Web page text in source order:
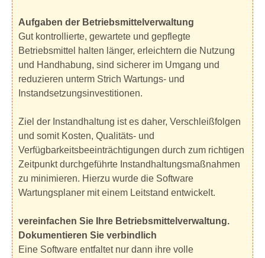
Aufgaben der Betriebsmittelverwaltung
Gut kontrollierte, gewartete und gepflegte
Betriebsmittel halten länger, erleichtern die Nutzung
und Handhabung, sind sicherer im Umgang und
reduzieren unterm Strich Wartungs- und
Instandsetzungsinvestitionen.
Ziel der Instandhaltung ist es daher, Verschleißfolgen
und somit Kosten, Qualitäts- und
Verfügbarkeitsbeeinträchtigungen durch zum richtigen
Zeitpunkt durchgeführte Instandhaltungsmaßnahmen
zu minimieren. Hierzu wurde die Software
Wartungsplaner mit einem Leitstand entwickelt.
vereinfachen Sie Ihre Betriebsmittelverwaltung.
Dokumentieren Sie verbindlich
Eine Software entfaltet nur dann ihre volle